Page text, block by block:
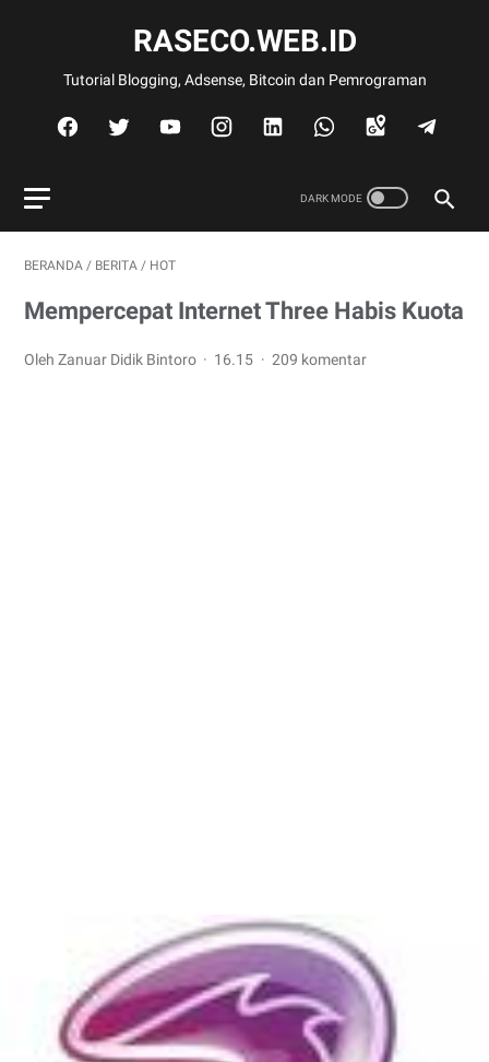
RASECO.WEB.ID
Tutorial Blogging, Adsense, Bitcoin dan Pemrograman
BERANDA / BERITA / HOT
Mempercepat Internet Three Habis Kuota
Oleh Zanuar Didik Bintoro 16.15 209 komentar